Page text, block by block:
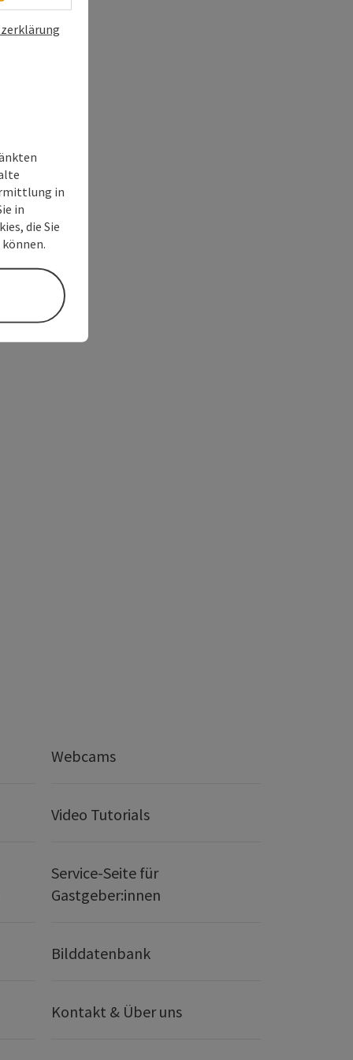
Webcams
Video Tutorials
Service-Seite für
Gastgeber:innen
Bilddatenbank
Kontakt & Über uns
in
in
die Sie